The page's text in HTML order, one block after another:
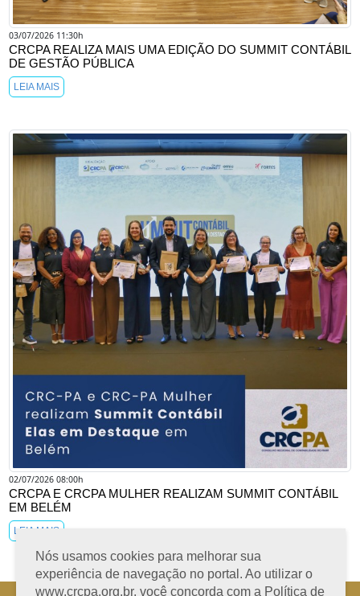
03/07/2026 11:30h
CRCPA REALIZA MAIS UMA EDIÇÃO DO SUMMIT CONTÁBIL
DE GESTÃO PÚBLICA
LEIA MAIS
02/07/2026 08:00h
CRCPA E CRCPA MULHER REALIZAM SUMMIT CONTÁBIL
EM BELÉM
LEIA MAIS
Nós usamos cookies para melhorar sua
experiência de navegação no portal. Ao utilizar o
www.crcpa.org.br, você concorda com a Política de